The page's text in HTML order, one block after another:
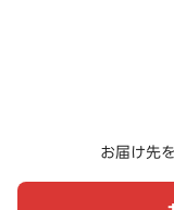
お届け先